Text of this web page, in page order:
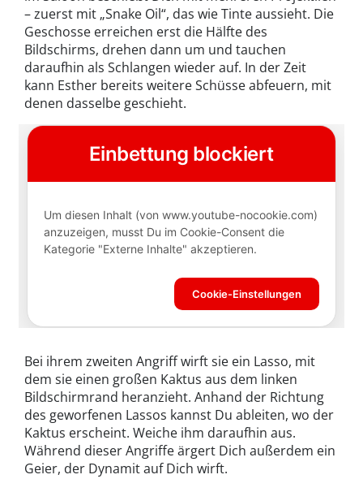
– zuerst mit „Snake Oil“, das wie Tinte aussieht. Die
Geschosse erreichen erst die Hälfte des
Bildschirms, drehen dann um und tauchen
daraufhin als Schlangen wieder auf. In der Zeit
kann Esther bereits weitere Schüsse abfeuern, mit
denen dasselbe geschieht.
Bei ihrem zweiten Angriff wirft sie ein Lasso, mit
dem sie einen großen Kaktus aus dem linken
Bildschirmrand heranzieht. Anhand der Richtung
des geworfenen Lassos kannst Du ableiten, wo der
Kaktus erscheint. Weiche ihm daraufhin aus.
Während dieser Angriffe ärgert Dich außerdem ein
Geier, der Dynamit auf Dich wirft.